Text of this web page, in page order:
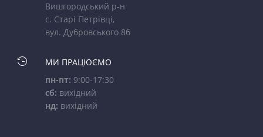
Вишгородський р-н
с. Старі Петрівці,
вул. Дубровського 8б

МИ ПРАЦЮЄМО
пн-пт: 9:00-17:30
сб: вихідний
нд: вихідний